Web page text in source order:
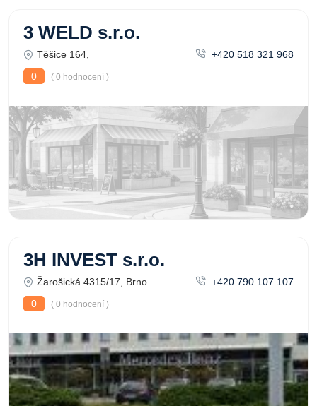
3 WELD s.r.o.
Těšice 164,
+420 518 321 968
0
( 0 hodnocení )
3H INVEST s.r.o.
Žarošická 4315/17, Brno
+420 790 107 107
0
( 0 hodnocení )